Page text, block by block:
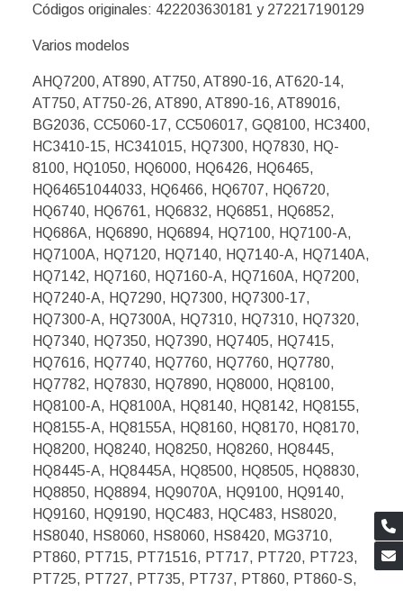
Códigos originales: 422203630181 y 272217190129
Varios modelos
AHQ7200, AT890, AT750, AT890-16, AT620-14,
AT750, AT750-26, AT890, AT890-16, AT89016,
BG2036, CC5060-17, CC506017, GQ8100, HC3400,
HC3410-15, HC341015, HQ7300, HQ7830, HQ-
8100, HQ1050, HQ6000, HQ6426, HQ6465,
HQ64651044033, HQ6466, HQ6707, HQ6720,
HQ6740, HQ6761, HQ6832, HQ6851, HQ6852,
HQ686A, HQ6890, HQ6894, HQ7100, HQ7100-A,
HQ7100A, HQ7120, HQ7140, HQ7140-A, HQ7140A,
HQ7142, HQ7160, HQ7160-A, HQ7160A, HQ7200,
HQ7240-A, HQ7290, HQ7300, HQ7300-17,
HQ7300-A, HQ7300A, HQ7310, HQ7310, HQ7320,
HQ7340, HQ7350, HQ7390, HQ7405, HQ7415,
HQ7616, HQ7740, HQ7760, HQ7760, HQ7780,
HQ7782, HQ7830, HQ7890, HQ8000, HQ8100,
HQ8100-A, HQ8100A, HQ8140, HQ8142, HQ8155,
HQ8155-A, HQ8155A, HQ8160, HQ8170, HQ8170,
HQ8200, HQ8240, HQ8250, HQ8260, HQ8445,
HQ8445-A, HQ8445A, HQ8500, HQ8505, HQ8830,
HQ8850, HQ8894, HQ9070A, HQ9100, HQ9140,
HQ9160, HQ9190, HQC483, HQC483, HS8020,
HS8040, HS8060, HS8060, HS8420, MG3710,
PT860, PT715, PT71516, PT717, PT720, PT723,
PT725, PT727, PT735, PT737, PT860, PT860-S,